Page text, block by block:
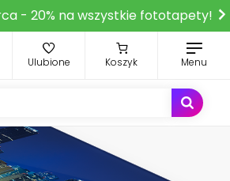
- 20% na wszystkie fototapety!
Ulubione Koszyk Menu